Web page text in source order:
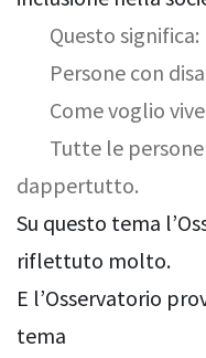
Questo significa:
Persone con
Come voglio
Tutte le
dappertutto.
Su questo tema
riflettuto molto.
E l’Osservatorio
tema